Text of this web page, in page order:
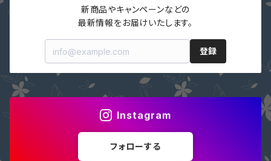
新商品やキャンペーンなどの
最新情報をお届けいたします。
登録
Instagram
フォローする